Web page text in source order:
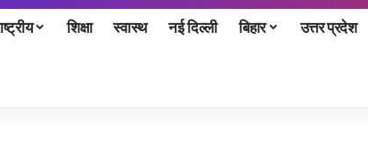
शिक्षा स्वास्थ नई दिल्ली बिहार उत्तर प्रदेश